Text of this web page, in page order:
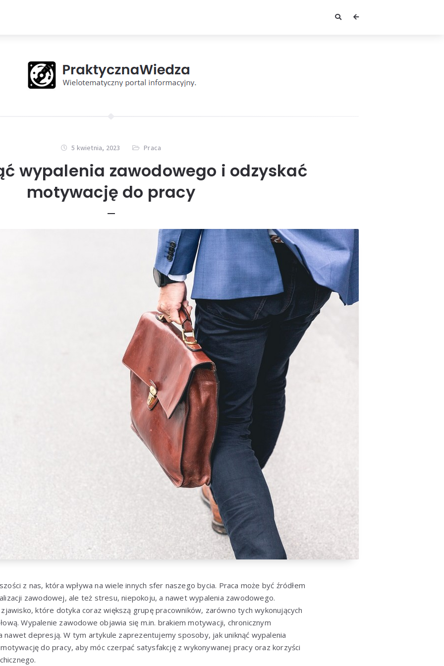
5 kwietnia, 2023 Praca
wypalenia zawodowego i odzyskać
motywację do pracy
z nas, która wpływa na wiele innych sfer naszego bycia. Praca może być źródłem
zawodowej, ale też stresu, niepokoju, a nawet wypalenia zawodowego.
które dotyka coraz większą grupę pracowników, zarówno tych wykonujących
Wypalenie zawodowe objawia się m.in. brakiem motywacji, chronicznym
nawet depresją. W tym artykule zaprezentujemy sposoby, jak uniknąć wypalenia
do pracy, aby móc czerpać satysfakcję z wykonywanej pracy oraz korzyści